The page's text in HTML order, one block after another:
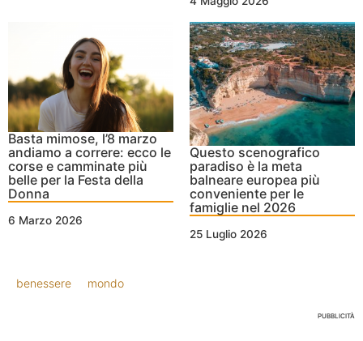
Basta mimose, l’8 marzo
andiamo a correre: ecco le
corse e camminate più
belle per la Festa della
Donna
6 Marzo 2026
Questo scenografico
paradiso è la meta
balneare europea più
conveniente per le
famiglie nel 2026
25 Luglio 2026
benessere mondo
PUBBLICITÀ